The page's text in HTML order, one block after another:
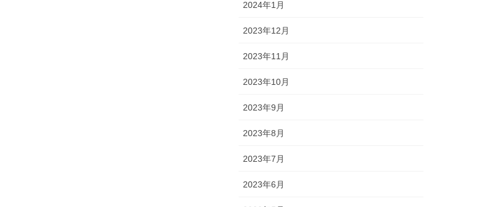
2024年1月
2023年12月
2023年11月
2023年10月
2023年9月
2023年8月
2023年7月
2023年6月